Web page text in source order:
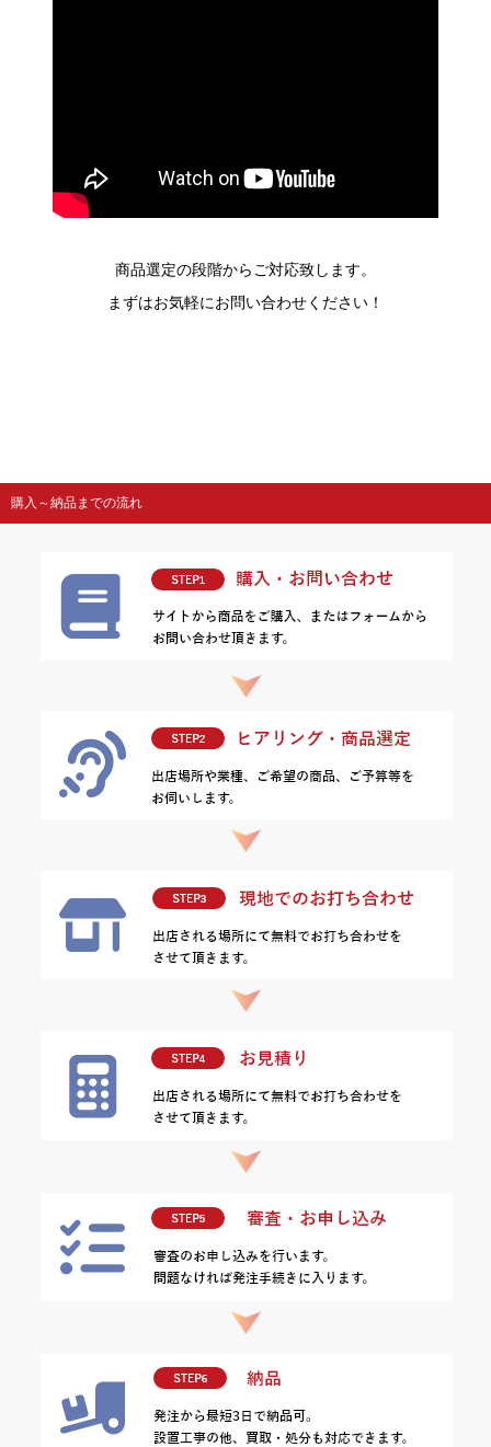
商品選定の段階からご対応致します。
まずはお気軽にお問い合わせください！
購入～納品までの流れ